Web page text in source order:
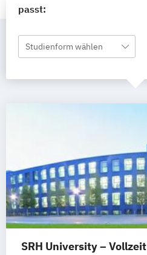
passt:
Studienform wählen
SRH University – Vollzeit